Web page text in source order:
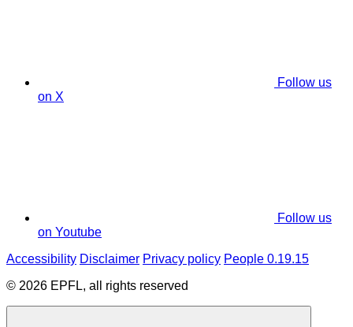
Follow us
on X
Follow us
on Youtube
Accessibility Disclaimer Privacy policy People 0.19.15
© 2026 EPFL, all rights reserved